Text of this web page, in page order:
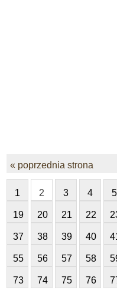
« poprzednia strona
1 2 3 4 5
19 20 21 22
37 38 39 40
55 56 57 58
73 74 75 76